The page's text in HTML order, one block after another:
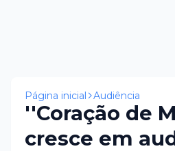
Página inicial Audiência
''Coração de
cresce em